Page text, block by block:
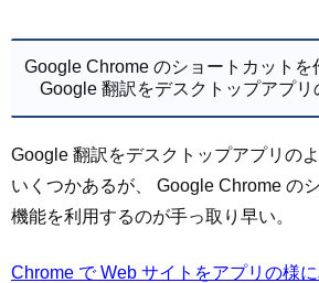
Google Chrome のショートカットを
Google 翻訳をデスクトップアプリ
Google 翻訳をデスクトップアプリの
いくつかあるが、 Google Chrome の
機能を利用するのが手っ取り早い。
Chrome で Web サイトをアプリの様